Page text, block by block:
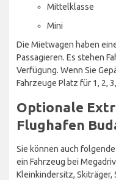
Mittelklasse
Mini
Die Mietwagen haben
Passagieren. Es stehen
Verfügung. Wenn Sie
Fahrzeuge Platz für 1, 2,
Optionale
Flughafen
Sie können auch
ein Fahrzeug bei
Kleinkindersitz,